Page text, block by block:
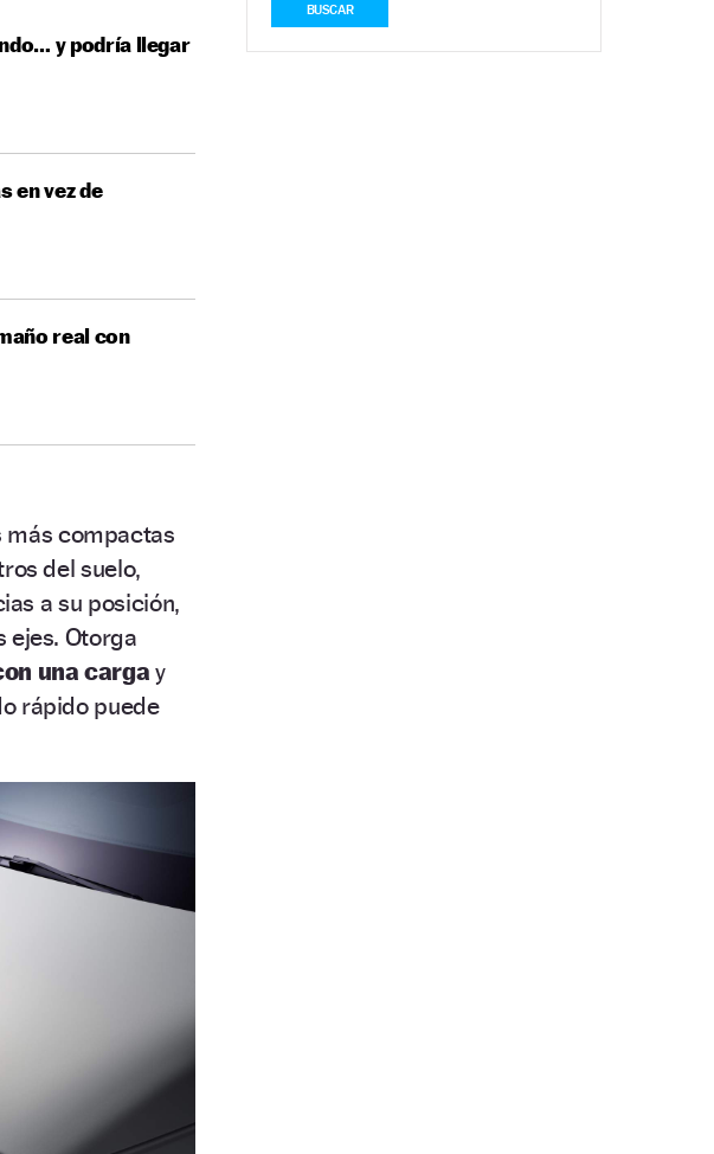
y podría llegar
en vez de
real con
más compactas
del suelo,
a su posición,
ejes. Otorga
una carga y
rápido puede
BUSCAR